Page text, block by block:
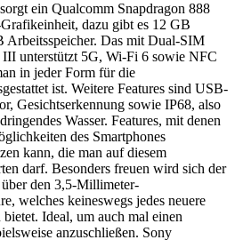
ein Qualcomm Snapdragon 888
dazu gibt es 12 GB
Arbeitsspeicher. Das mit Dual-SIM
III unterstützt 5G, Wi-Fi 6 sowie NFC
in jeder Form für die
ist. Weitere Features sind USB-
Gesichtserkennung sowie IP68, also
Wasser. Features, mit denen
des Smartphones
kann, die man auf diesem
darf. Besonders freuen wird sich der
den 3,5-Millimeter-
welches keineswegs jedes neuere
Ideal, um auch mal einen
anzuschließen. Sony